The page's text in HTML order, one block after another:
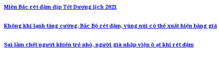
Miền Bắc rét đậm dịp Tết Dương lịch 2021
Không khí lạnh tăng cường, Bắc Bộ rét đậm, vùng núi có thể xuất hiện băng giá
Sai lầm chết người khiến trẻ nhỏ, người già nhập viện ồ ạt khi rét đậm